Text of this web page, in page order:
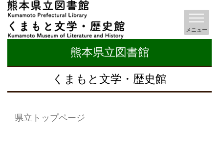
熊本県立図書館
くまもと文学・歴史館
メニュー
県立トップページ